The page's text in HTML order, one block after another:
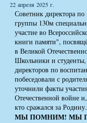
22 апреля 2025 г.
Советник директора
группы 130м
участие во
книги памяти",
в Великой
Школьники и студенты,
директоров по
побеседовали с
уточнили факты
Отечественной войне
кто сражался за
МЫ ПОМНИМ! МЫ